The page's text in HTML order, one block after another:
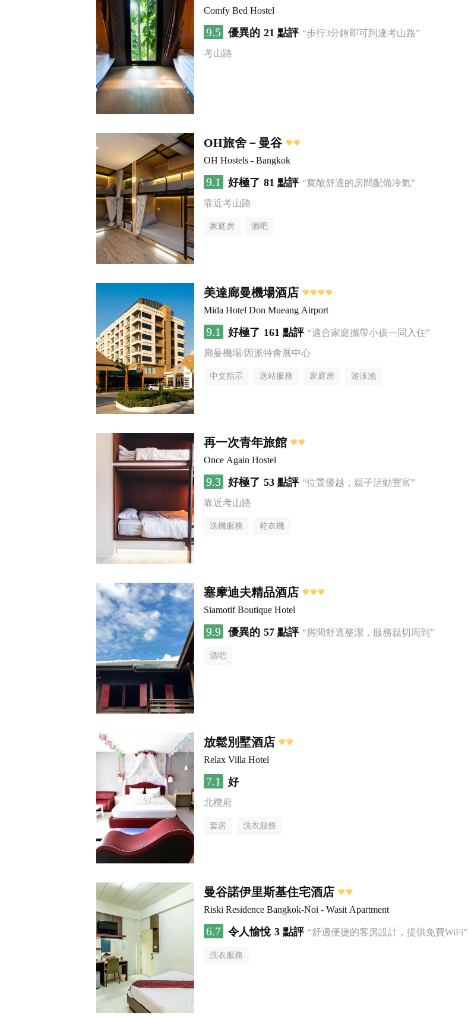
Comfy Bed Hostel
9.5 優異的 21 點評 “步行3分鐘即可到達考山路”
考山路
OH旅舍－曼谷
OH Hostels - Bangkok
9.1 好極了 81 點評 “寬敞舒適的房間配備冷氣”
靠近考山路
家庭房 酒吧
美達廊曼機場酒店
Mida Hotel Don Mueang Airport
9.1 好極了 161 點評 “適合家庭攜帶小孩一同入住”
廊曼機場/因派特會展中心
中文指示 送站服務 家庭房 游泳池
再一次青年旅館
Once Again Hostel
9.3 好極了 53 點評 “位置優越，親子活動豐富”
靠近考山路
送機服務 乾衣機
塞摩迪夫精品酒店
Siamotif Boutique Hotel
9.9 優異的 57 點評 “房間舒適整潔，服務親切周到”
酒吧
放鬆別墅酒店
Relax Villa Hotel
7.1 好
北欖府
套房 洗衣服務
曼谷諾伊里斯基住宅酒店
Riski Residence Bangkok-Noi - Wasit Apartment
6.7 令人愉悅 3 點評 “舒適便捷的客房設計，提供免費WiFi”
洗衣服務